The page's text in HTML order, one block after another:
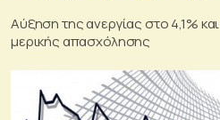
Αύξηση της ανεργίας στο 4,1%
μερικής απασχόλησης